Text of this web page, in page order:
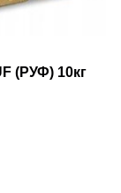
(РУФ) 10кг